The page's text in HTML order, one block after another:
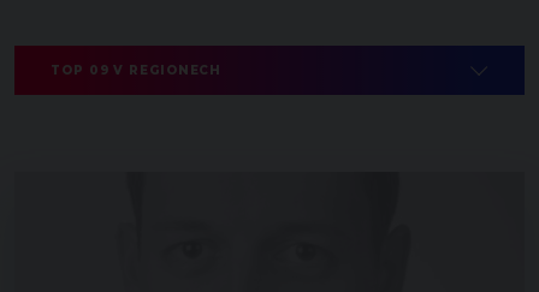
TOP 09 V REGIONECH